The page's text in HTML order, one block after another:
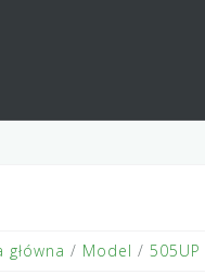
główna / Model / 505UP